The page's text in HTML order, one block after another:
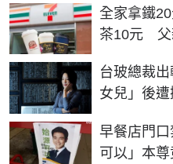
全家拿鐵
茶10元 父
台玻總裁
女兒」後
早餐店門
可以」本